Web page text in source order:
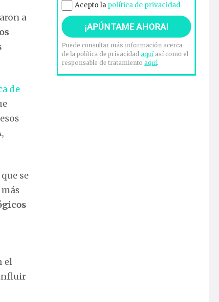
a
de
se
el
influir
Acepto la política de privacidad
Puede consultar más información acerca
de la política de privacidadaquíasí como el
responsable de tratamientoaquí.